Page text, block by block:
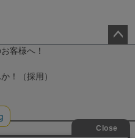
客様へ！
！（採用）